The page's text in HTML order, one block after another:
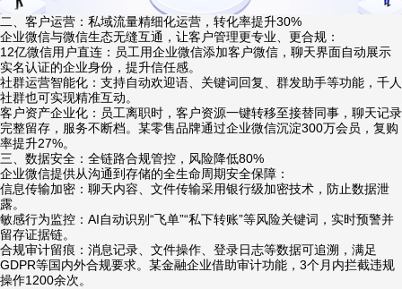
二、客户运营：私域流量精细化运营，转化率提升30%
企业微信与微信生态无缝互通，让客户管理更专业、更合规：
12亿微信用户直连：员工用企业微信添加客户微信，聊天界面自动展示
实名认证的企业身份，提升信任感。
社群运营智能化：支持自动欢迎语、关键词回复、群发助手等功能，千人
社群也可实现精准互动。
客户资产企业化：员工离职时，客户资源一键转移至接替同事，聊天记录
完整留存，服务不断档。某零售品牌通过企业微信沉淀300万会员，复购
率提升27%。
三、数据安全：全链路合规管控，风险降低80%
企业微信提供从沟通到存储的全生命周期安全保障：
信息传输加密：聊天内容、文件传输采用银行级加密技术，防止数据泄
露。
敏感行为监控：AI自动识别“飞单”“私下转账”等风险关键词，实时预警并
留存证据链。
合规审计留痕：消息记录、文件操作、登录日志等数据可追溯，满足
GDPR等国内外合规要求。某金融企业借助审计功能，3个月内拦截违规
操作1200余次。